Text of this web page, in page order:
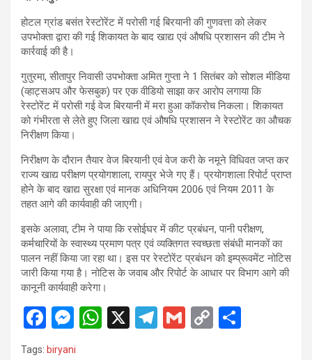
होटल ग्रांड बसंत रेस्टोरेंट में परोसी गई बिरयानी की गुणवत्ता को लेकर
उपभोक्ता द्वारा की गई शिकायत के बाद खाद्य एवं औषधि प्रशासन की टीम ने
कार्रवाई की है।
गुतुरमा, सीतापुर निवासी उपभोक्ता अमित गुप्ता ने 1 सितंबर को सोशल मीडिया
(व्हाट्सअप और फेसबुक) पर एक वीडियो साझा कर आरोप लगाया कि
रेस्टोरेंट में परोसी गई वेज बिरयानी में मरा हुआ कॉकरोच निकला। शिकायत
को गंभीरता से लेते हुए जिला खाद्य एवं औषधि प्रशासन ने रेस्टोरेंट का औचक
निरीक्षण किया।
निरीक्षण के दौरान तैयार वेज बिरयानी एवं वेज करी के नमूने विधिवत जप्त कर
राज्य खाद्य परीक्षण प्रयोगशाला, रायपुर भेजे गए हैं। प्रयोगशाला रिपोर्ट प्राप्त
होने के बाद खाद्य सुरक्षा एवं मानक अधिनियम 2006 एवं नियम 2011 के
तहत आगे की कार्यवाही की जाएगी।
इसके अलावा, टीम ने पाया कि रसोईघर में कीट प्रबंधन, पानी परीक्षण,
कर्मचारियों के स्वास्थ्य प्रमाण पत्र एवं व्यक्तिगत स्वच्छता संबंधी मानकों का
पालन नहीं किया जा रहा था। इस पर रेस्टोरेंट प्रबंधन को इम्प्रूवमेंट नोटिस
जारी किया गया है। नोटिस के जवाब और रिपोर्ट के आधार पर विभाग आगे की
कानूनी कार्यवाही करेगा।
F
a
M
es
W X
T
G
C
Tags: biryani